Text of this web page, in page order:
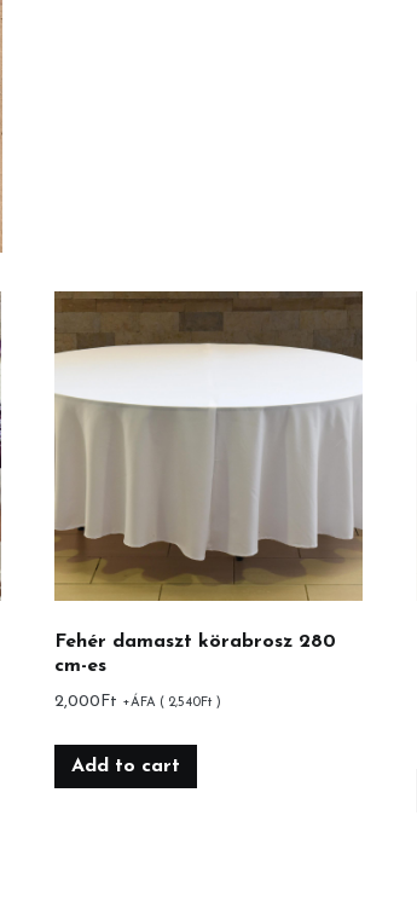
Fehér damaszt körabrosz 280
cm-es
2,000 Ft +ÁFA ( 2,540Ft)
Add to cart